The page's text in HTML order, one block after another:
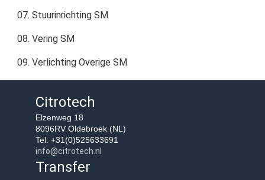
07. Stuurinrichting SM
08. Vering SM
09. Verlichting Overige SM
Citrotech
Elzenweg 18
8096RV Oldebroek (NL)
Tel: +31(0)525633691
info@citrotech.nl
Transfer